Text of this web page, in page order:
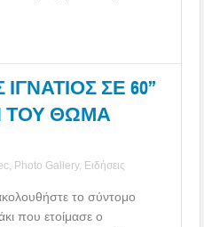
ΣΕ 60’’
ΤΟΥ ΘΩΜΑ
Photo Gallery, Ειδήσεις
το σύντομο
που ετοίμασε ο